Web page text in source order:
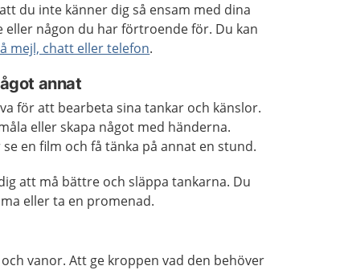
du inte känner dig så ensam med dina
någon du har förtroende för. Du kan
mejl, chatt eller telefon.
annat
för att bearbeta sina tankar och känslor.
eller skapa något med händerna.
en film och få tänka på annat en stund.
att må bättre och släppa tankarna. Du
eller ta en promenad.
vanor. Att ge kroppen vad den behöver